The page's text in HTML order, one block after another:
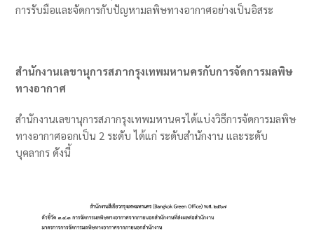
การรับมือและจัดการกับปัญหามลพิษทางอากาศอย่างเป็นอิสระ
สำนักงานเลขานุการสภากรุงเทพมหานครกับการจัดการมลพิษ
ทางอากาศ
สำนักงานเลขานุการสภากรุงเทพมหานครได้แบ่งวิธีการจัดการมลพิษ
ทางอากาศออกเป็น 2 ระดับ ได้แก่ ระดับสำนักงาน และระดับ
บุคลากร ดังนี้